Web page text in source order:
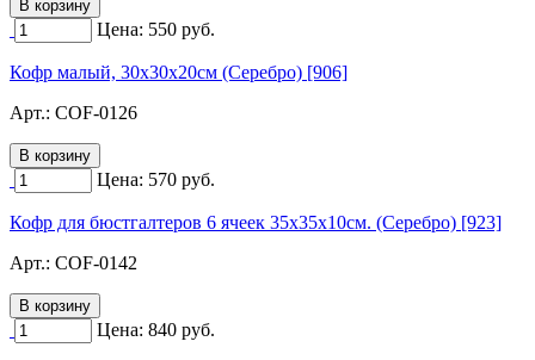
Цена: 550 руб.
Кофр малый, 30х30х20см (Серебро) [906]
Арт.: COF-0126
Цена: 570 руб.
Кофр для бюстгалтеров 6 ячеек 35х35х10см. (Серебро) [923]
Арт.: COF-0142
Цена: 840 руб.